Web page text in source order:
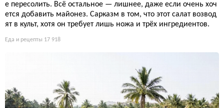
е пересолить. Всё остальное — лишнее, даже если очень хоч
ется добавить майонез. Сарказм в том, что этот салат возвод
ят в культ, хотя он требует лишь ножа и трёх ингредиентов.
Еда и рецепты 17 918